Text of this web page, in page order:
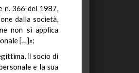
n. 366 del 1987,
dalla società,
non si applica
[…]»;
il socio di
e la sua